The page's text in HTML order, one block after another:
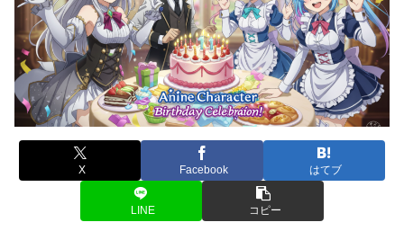
X Facebook はてブ
LINE コピー